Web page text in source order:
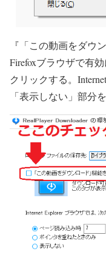
『「この動画をダウ
Firefoxブラウザで有
クリックする。
「表示しない」部分